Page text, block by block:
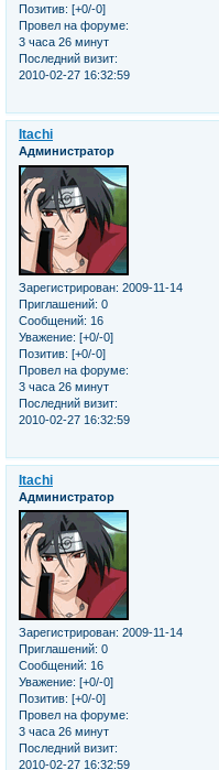
Позитив: [+0/-0]
Провел на форуме:
3 часа 26 минут
Последний визит:
2010-02-27 16:32:59
Itachi
Администратор
Зарегистрирован: 2009-11-14
Приглашений: 0
Сообщений: 16
Уважение: [+0/-0]
Позитив: [+0/-0]
Провел на форуме:
3 часа 26 минут
Последний визит:
2010-02-27 16:32:59
Itachi
Администратор
Зарегистрирован: 2009-11-14
Приглашений: 0
Сообщений: 16
Уважение: [+0/-0]
Позитив: [+0/-0]
Провел на форуме:
3 часа 26 минут
Последний визит:
2010-02-27 16:32:59